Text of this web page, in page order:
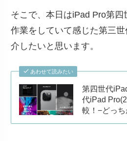
そこで、本日はiPad Pro第
作業をしていて感じた第三
介したいと思います。
あわせて読みたい
第四世代
代iPad
較！−どっち